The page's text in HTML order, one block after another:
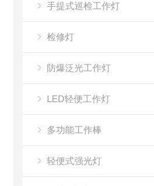
手提式巡检工作灯
检修灯
防爆泛光工作灯
LED轻便工作灯
多功能工作棒
轻便式强光灯